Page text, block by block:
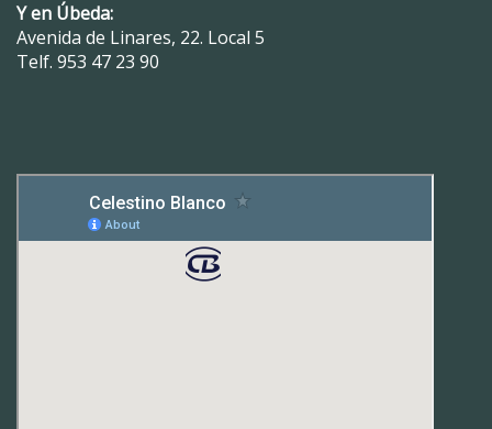
Y en Úbeda:
Avenida de Linares, 22. Local 5
Telf. 953 47 23 90